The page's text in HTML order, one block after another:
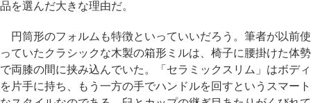
品を選んだ大きな理由だ。
円筒形のフォルムも特徴といっていいだろう。筆者が以前使
っていたクラシックな木製の箱形ミルは、椅子に腰掛けた体勢
で両膝の間に挟み込んでいた。「セラミックスリム」はボディ
を片手に持ち、もう一方の手でハンドルを回すというスマート